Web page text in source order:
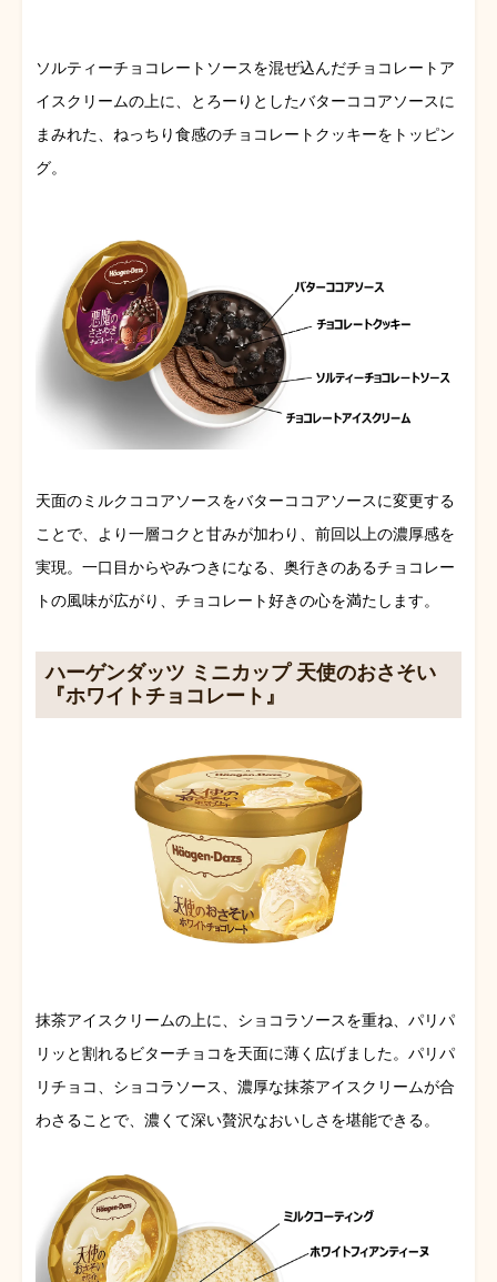
ソルティーチョコレートソースを混ぜ込んだチョコレートア
イスクリームの上に、とろーりとしたバターココアソースに
まみれた、ねっちり食感のチョコレートクッキーをトッピン
グ。
天面のミルクココアソースをバターココアソースに変更する
ことで、より一層コクと甘みが加わり、前回以上の濃厚感を
実現。一口目からやみつきになる、奥行きのあるチョコレー
トの風味が広がり、チョコレート好きの心を満たします。
ハーゲンダッツ ミニカップ 天使のおさそい
『ホワイトチョコレート』
抹茶アイスクリームの上に、ショコラソースを重ね、パリパ
リッと割れるビターチョコを天面に薄く広げました。パリパ
リチョコ、ショコラソース、濃厚な抹茶アイスクリームが合
わさることで、濃くて深い贅沢なおいしさを堪能できる。